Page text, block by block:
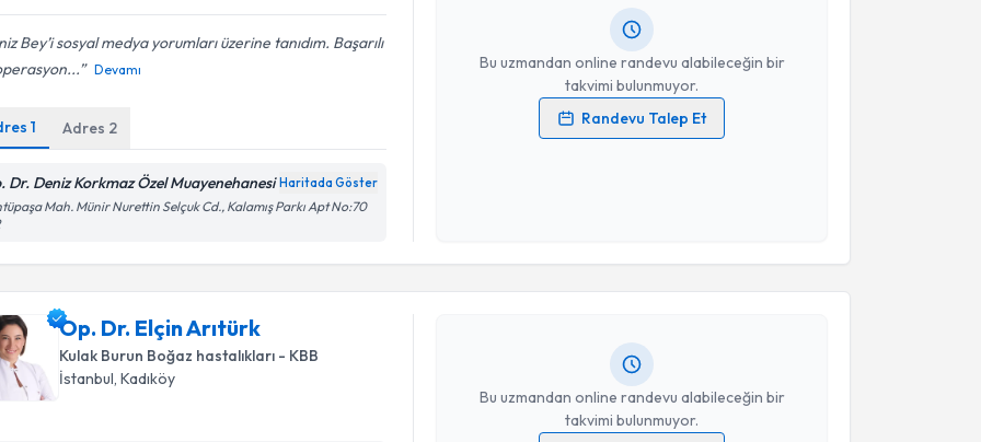
Bey’i sosyal medya yorumları üzerine tanıdım. Başarılı
Devamı
1 Adres 2
Dr. Deniz Korkmaz Özel Muayenehanesi Haritada Göster
Mah. Münir Nurettin Selçuk Cd., Kalamış Parkı Apt No:70
Bu uzmandan online randevu alabileceğin bir
takvimi bulunmuyor.
Randevu Talep Et
Kişisel verilerimin işlenmesine ilişkinAydınlatma Metni
Op. Dr. Elçin Arıtürk
Kulak Burun Boğaz hastalıkları - KBB
İstanbul, Kadıköy
Bu uzmandan online randevu alabileceğin bir
takvimi bulunmuyor.